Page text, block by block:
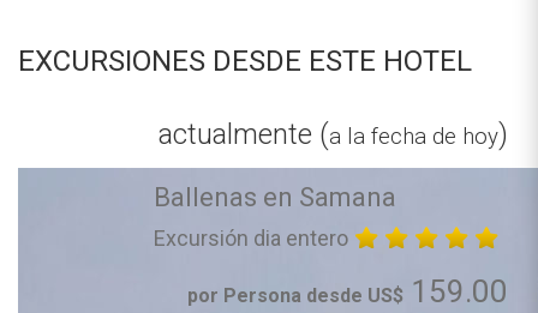
EXCURSIONES DESDE ESTE HOTEL
actualmente (a la fecha de hoy)
Ballenas en Samana
Excursión dia entero
por Persona desde US$ 159.00